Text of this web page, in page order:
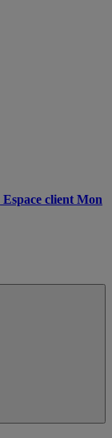
Espace client Mon